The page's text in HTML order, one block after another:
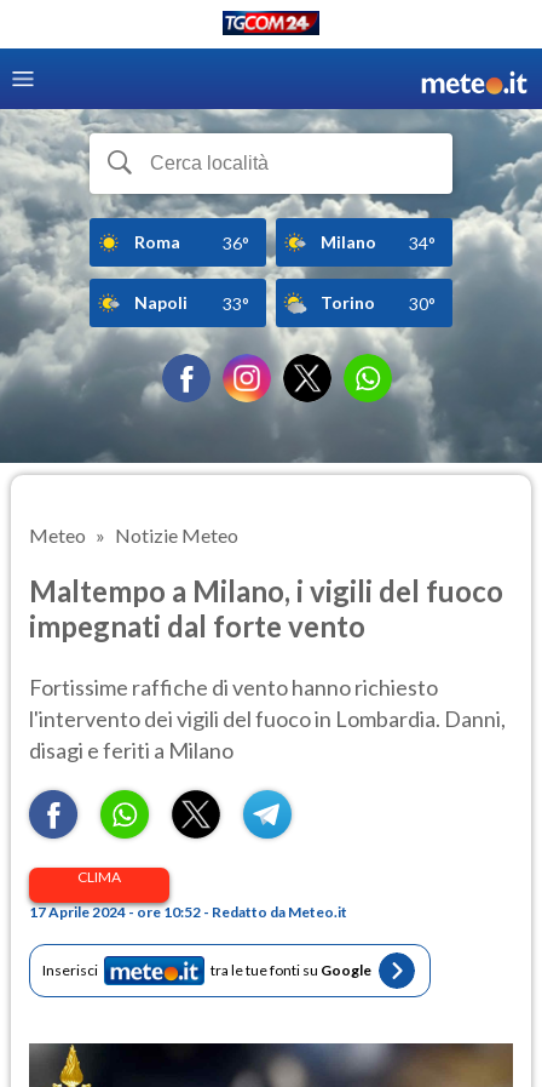
Roma 36° Milano 34°
Napoli 33° Torino 30°
Meteo Notizie Meteo
Maltempo a Milano, i vigili del fuoco
impegnati dal forte vento
Fortissime raffiche di vento hanno richiesto
l'intervento dei vigili del fuoco in Lombardia. Danni,
disagi e feriti a Milano
CLIMA
17 Aprile 2024 - ore 10:52 - Redatto da Meteo.it
Inserisci tra le tue fonti su Google